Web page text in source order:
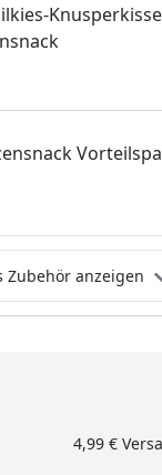
Zubehör anzeigen
eingeben
um eins
4,99 €